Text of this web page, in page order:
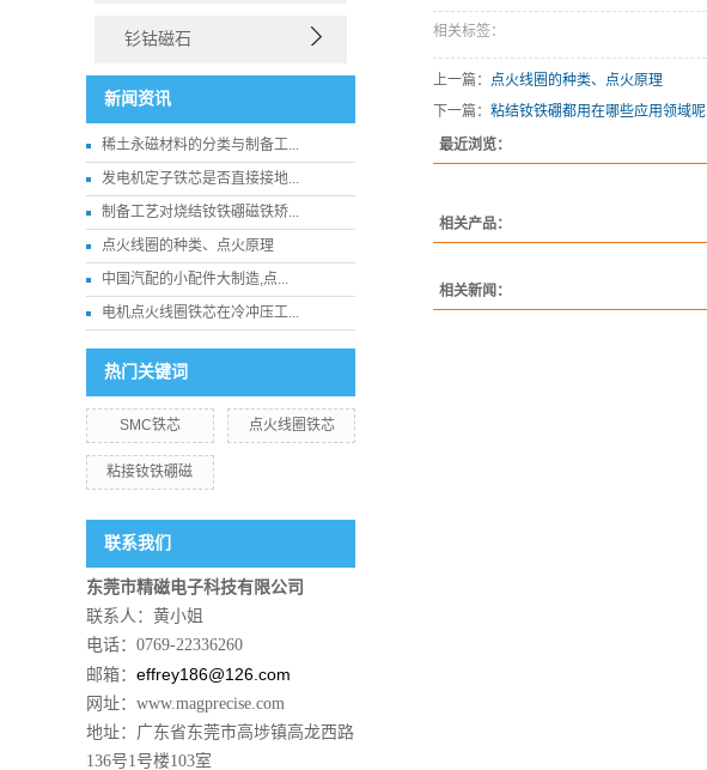
钐钴磁石
新闻资讯
稀土永磁材料的分类与制备工...
发电机定子铁芯是否直接接地...
制备工艺对烧结钕铁硼磁铁矫...
点火线圈的种类、点火原理
中国汽配的小配件大制造,点...
电机点火线圈铁芯在冷冲压工...
热门关键词
SMC铁芯 点火线圈铁芯
粘接钕铁硼磁
联系我们
东莞市精磁电子科技有限公司
联系人：黄小姐
电话：0769-22336260
邮箱： effrey186@126.com
网址：www.magprecise.com
地址：广东省东莞市高埗镇高龙西路
136号1号楼103室
相关标签：
上一篇： 点火线圈的种类、点火原理
下一篇： 粘结钕铁硼都用在哪些应用领域呢
最近浏览：
相关产品：
相关新闻：